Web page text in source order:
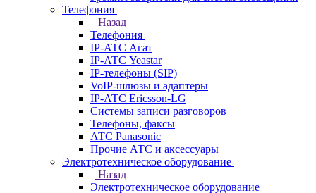
Телефония
Назад
Телефония
IP-АТС Агат
IP-АТС Yeastar
IP-телефоны (SIP)
VoIP-шлюзы и адаптеры
IP-АТС Ericsson-LG
Системы записи разговоров
Телефоны, факсы
АТС Panasonic
Прочие АТС и аксессуары
Электротехническое оборудование
Назад
Электротехническое оборудование